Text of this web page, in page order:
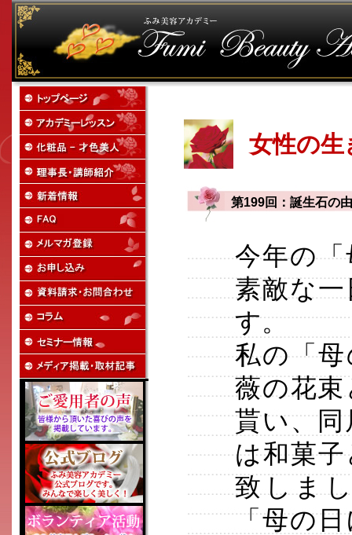
女性の
第199回：誕生石の
今年の
素敵な
す。
私の「
薇の花
貰い、
は和菓
致しま
「母の